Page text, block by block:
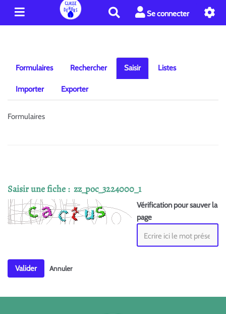
e
e
r
c
e
Se connecter
Formulaires Rechercher Saisir Listes
Importer Exporter
Formulaires
Saisir une fiche : zz_poc_3224000_1
Vérification pour sauver la
page
Valider Annuler